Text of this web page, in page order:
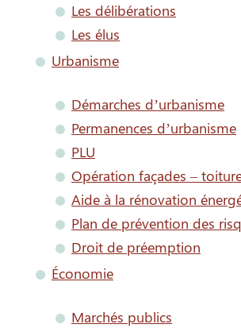
Les délibérations
Les élus
Urbanisme
Démarches d’urbanisme
Permanences d’urbanisme
PLU
Opération façades –
Aide à la rénovation
Plan de prévention des
Droit de préemption
Économie
Marchés publics